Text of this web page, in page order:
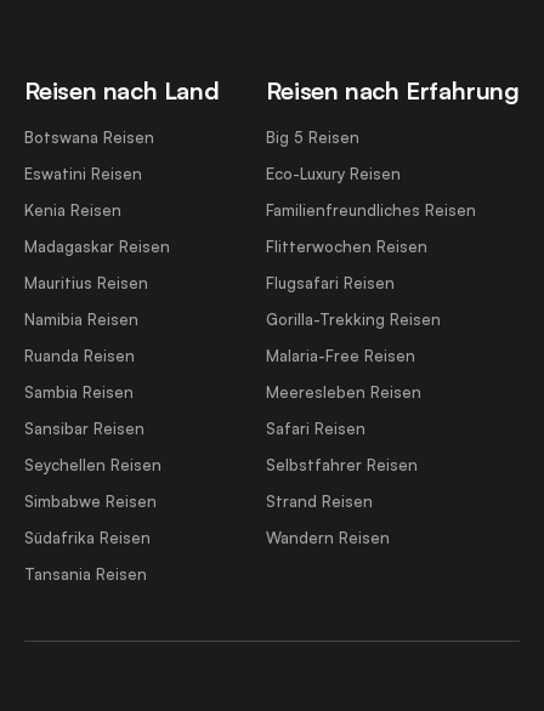
Reisen nach Land
Botswana Reisen
Eswatini Reisen
Kenia Reisen
Madagaskar Reisen
Mauritius Reisen
Namibia Reisen
Ruanda Reisen
Sambia Reisen
Sansibar Reisen
Seychellen Reisen
Simbabwe Reisen
Südafrika Reisen
Tansania Reisen
Reisen nach Erfahrung
Big 5 Reisen
Eco-Luxury Reisen
Familienfreundliches Reisen
Flitterwochen Reisen
Flugsafari Reisen
Gorilla-Trekking Reisen
Malaria-Free Reisen
Meeresleben Reisen
Safari Reisen
Selbstfahrer Reisen
Strand Reisen
Wandern Reisen